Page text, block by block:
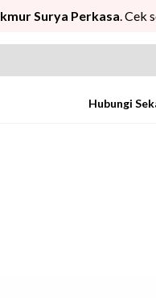
Surya Perkasa. Cek
Hubungi